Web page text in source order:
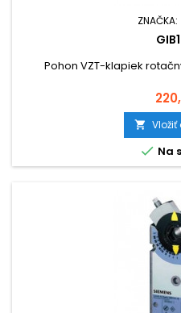
ZNAČKA:
Pohon VZT-klapiek
 Vložiť
 Na